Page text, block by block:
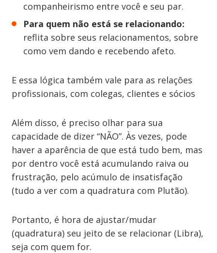
companheirismo entre você e seu par.
Para quem não está se relacionando:
reflita sobre seus relacionamentos, sobre
como vem dando e recebendo afeto.
E essa lógica também vale para as relações
profissionais, com colegas, clientes e sócios
Além disso, é preciso olhar para sua
capacidade de dizer “NÃO”. Às vezes, pode
haver a aparência de que está tudo bem, mas
por dentro você está acumulando raiva ou
frustração, pelo acúmulo de insatisfação
(tudo a ver com a quadratura com Plutão).
Portanto, é hora de ajustar/mudar
(quadratura) seu jeito de se relacionar (Libra),
seja com quem for.